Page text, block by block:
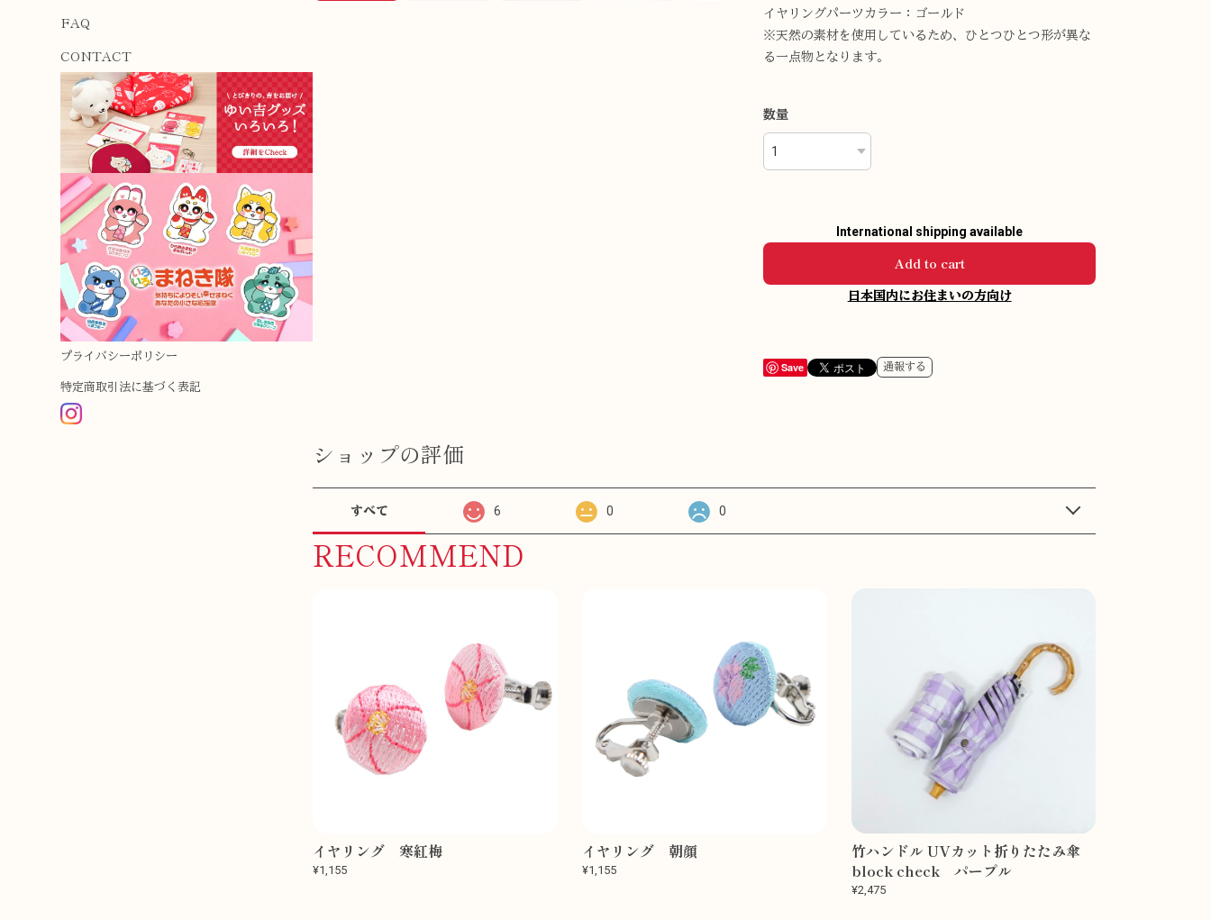
FAQ
CONTACT
プライバシーポリシー
特定商取引法に基づく表記
イヤリングパーツカラー：ゴールド
※天然の素材を使用しているため、ひとつひとつ形が異な
る一点物となります。
数量
International shipping available
Add to cart
日本国内にお住まいの方向け
Save 通報する
ショップの評価
すべて 6 0 0
RECOMMEND
イヤリング 寒紅梅
¥1,155
イヤリング 朝顔
¥1,155
竹ハンドル UVカット折りたたみ傘
block check パープル
¥2,475